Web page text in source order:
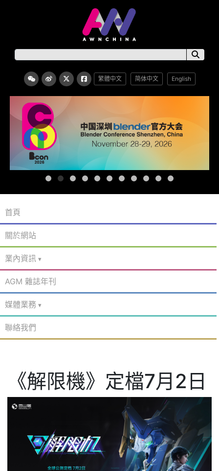
繁體中文 简体中文 English
首頁
關於網站
業內資訊
AGM 雜誌年刊
媒體業務
聯絡我們
《解限機》定檔7月2日